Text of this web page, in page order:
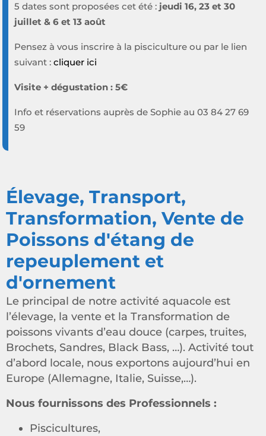
5 dates sont proposées cet été : jeudi 16, 23 et 30
juillet & 6 et 13 août
Pensez à vous inscrire à la pisciculture ou par le lien
suivant :cliquer ici
Visite + dégustation : 5€
Info et réservations auprès de Sophie au 03 84 27 69
59
Élevage, Transport,
Transformation, Vente de
Poissons d'étang de
repeuplement et
d'ornement
Le principal de notre activité aquacole est
l’élevage, la vente et la Transformation de
poissons vivants d’eau douce (carpes, truites,
Brochets, Sandres, Black Bass, …). Activité tout
d’abord locale, nous exportons aujourd’hui en
Europe (Allemagne, Italie, Suisse,…).
Nous fournissons des Professionnels :
Piscicultures,